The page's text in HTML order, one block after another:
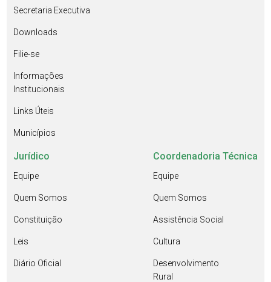
Secretaria Executiva
Downloads
Filie-se
Informações
Institucionais
Links Úteis
Municípios
Jurídico
Equipe
Quem Somos
Constituição
Leis
Diário Oficial
Coordenadoria Técnica
Equipe
Quem Somos
Assistência Social
Cultura
Desenvolvimento
Rural